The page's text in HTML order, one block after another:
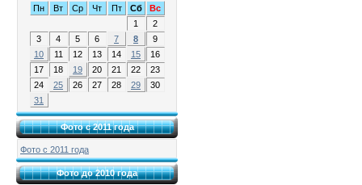
Пн
Вт Ср Чт Пт Сб
Вс
1
2
3
4 5 6 7 8
9
10
11 12 13 14 15
16
17
18 19 20 21 22
23
24
25 26 27 28 29
30
31
Фото с 2011 года
Фото с 2011 года
Фото до 2010 года